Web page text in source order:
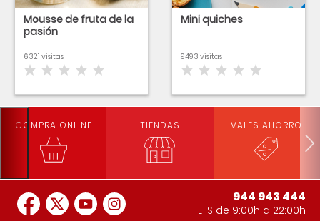
Mousse de fruta de la
pasión
6321 visitas
Mini quiches
9493 visitas
COMPRA ONLINE TIENDAS VALES AHORRO
944 943 444
L-S de 9:00h a 22:00h